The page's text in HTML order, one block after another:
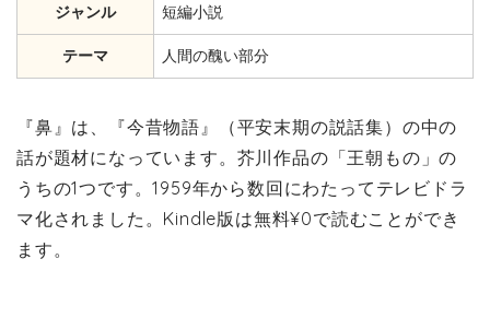
ジャンル 短編小説
テーマ 人間の醜い部分
『鼻』は、『今昔物語』（平安末期の説話集）の中の
話が題材になっています。芥川作品の「王朝もの」の
うちの1つです。1959年から数回にわたってテレビドラ
マ化されました。Kindle版は無料¥0で読むことができ
ます。